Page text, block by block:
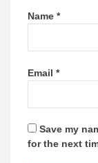
Name *
Email *
Save my
for the next